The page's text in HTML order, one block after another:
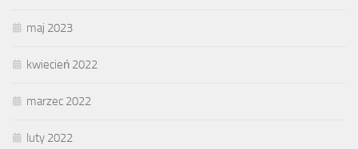
maj 2023
kwiecień 2022
marzec 2022
luty 2022